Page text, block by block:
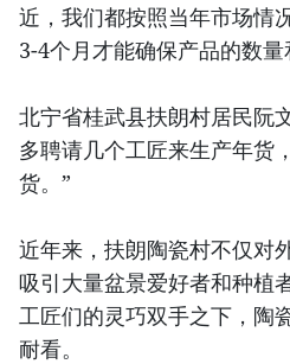
近，我们都按照当年市场情
3-4个月才能确保产品的数量
北宁省桂武县扶朗村居民阮
多聘请几个工匠来生产年货
货。”
近年来，扶朗陶瓷村不仅对
吸引大量盆景爱好者和种植
工匠们的灵巧双手之下，陶
耐看。